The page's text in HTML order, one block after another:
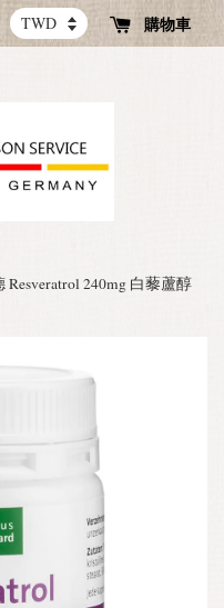
購物車
Resveratrol 240mg 白藜蘆醇